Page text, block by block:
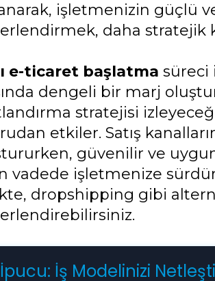
işletmenizin güçlü
daha stratejik
e-ticaret başlatma süreci
dengeli bir marj
stratejisi
etkiler. Satış
güvenilir ve
vadede işletmenize
dropshipping gibi
İpucu: İş Modelinizi